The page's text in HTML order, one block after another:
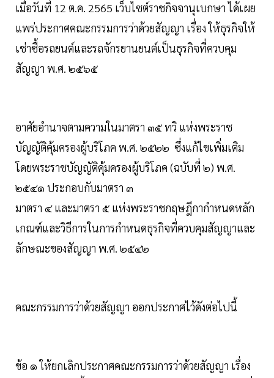
เมื่อวันที่ 12 ต.ค. 2565 เว็บไซต์ราชกิจจานุเบกษา ได้เผย
แพร่ประกาศคณะกรรมการว่าด้วยสัญญา เรื่อง ให้ธุรกิจให้
เช่าซื้อรถยนต์และรถจักรยานยนต์เป็นธุรกิจที่ควบคุม
สัญญา พ.ศ. ๒๕๖๕
อาศัยอำนาจตามความในมาตรา ๓๕ ทวิ แห่งพระราช
บัญญัติคุ้มครองผู้บริโภค พ.ศ. ๒๕๒๒ ซึ่งแก้ไขเพิ่มเติม
โดยพระราชบัญญัติคุ้มครองผู้บริโภค (ฉบับที่ ๒) พ.ศ.
๒๕๔๑ ประกอบกับมาตรา ๓
มาตรา ๔ และมาตรา ๕ แห่งพระราชกฤษฎีกากำหนดหลัก
เกณฑ์และวิธีการในการกำหนดธุรกิจที่ควบคุมสัญญาและ
ลักษณะของสัญญา พ.ศ. ๒๕๔๒
คณะกรรมการว่าด้วยสัญญา ออกประกาศไว้ดังต่อไปนี้
ข้อ ๑ ให้ยกเลิกประกาศคณะกรรมการว่าด้วยสัญญา เรื่อง